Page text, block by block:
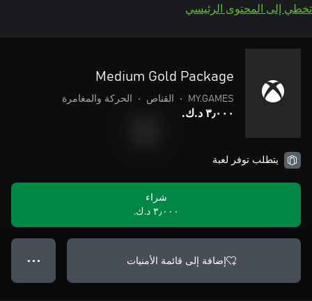
تخطي إلى المحتوى الرئيسي
Medium Gold Package
MY.GAMES
• القناص • الحركة والمغامرة
٣٫٠٠٠ د.ك.‏
يتطلب توفر لعبة
شراء
٣٫٠٠٠ د.ك.‏
إضافة إلى قائمة الأمنيات ● ● ●